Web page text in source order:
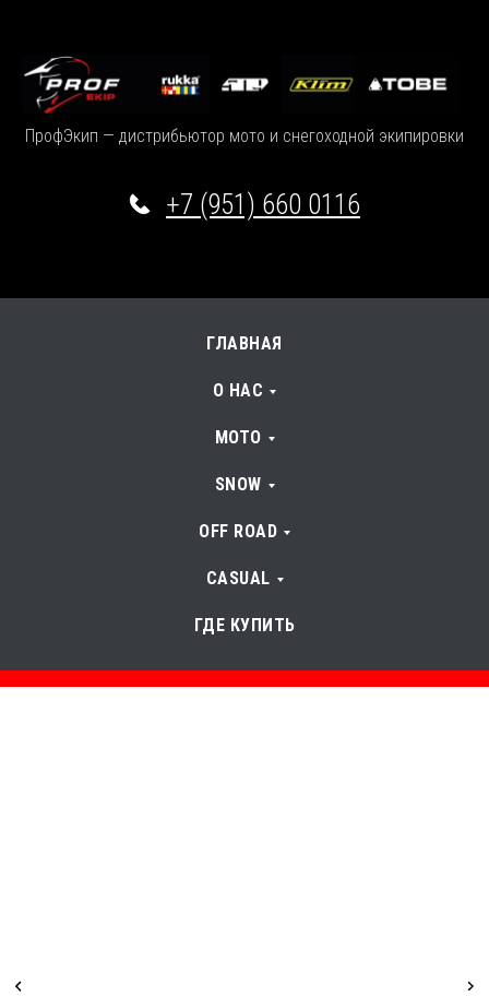
ПрофЭкип — дистрибьютор мото и снегоходной экипировки
+7 (951) 660 0116
ГЛАВНАЯ
О НАС
МОТО
SNOW
OFF ROAD
CASUAL
ГДЕ КУПИТЬ